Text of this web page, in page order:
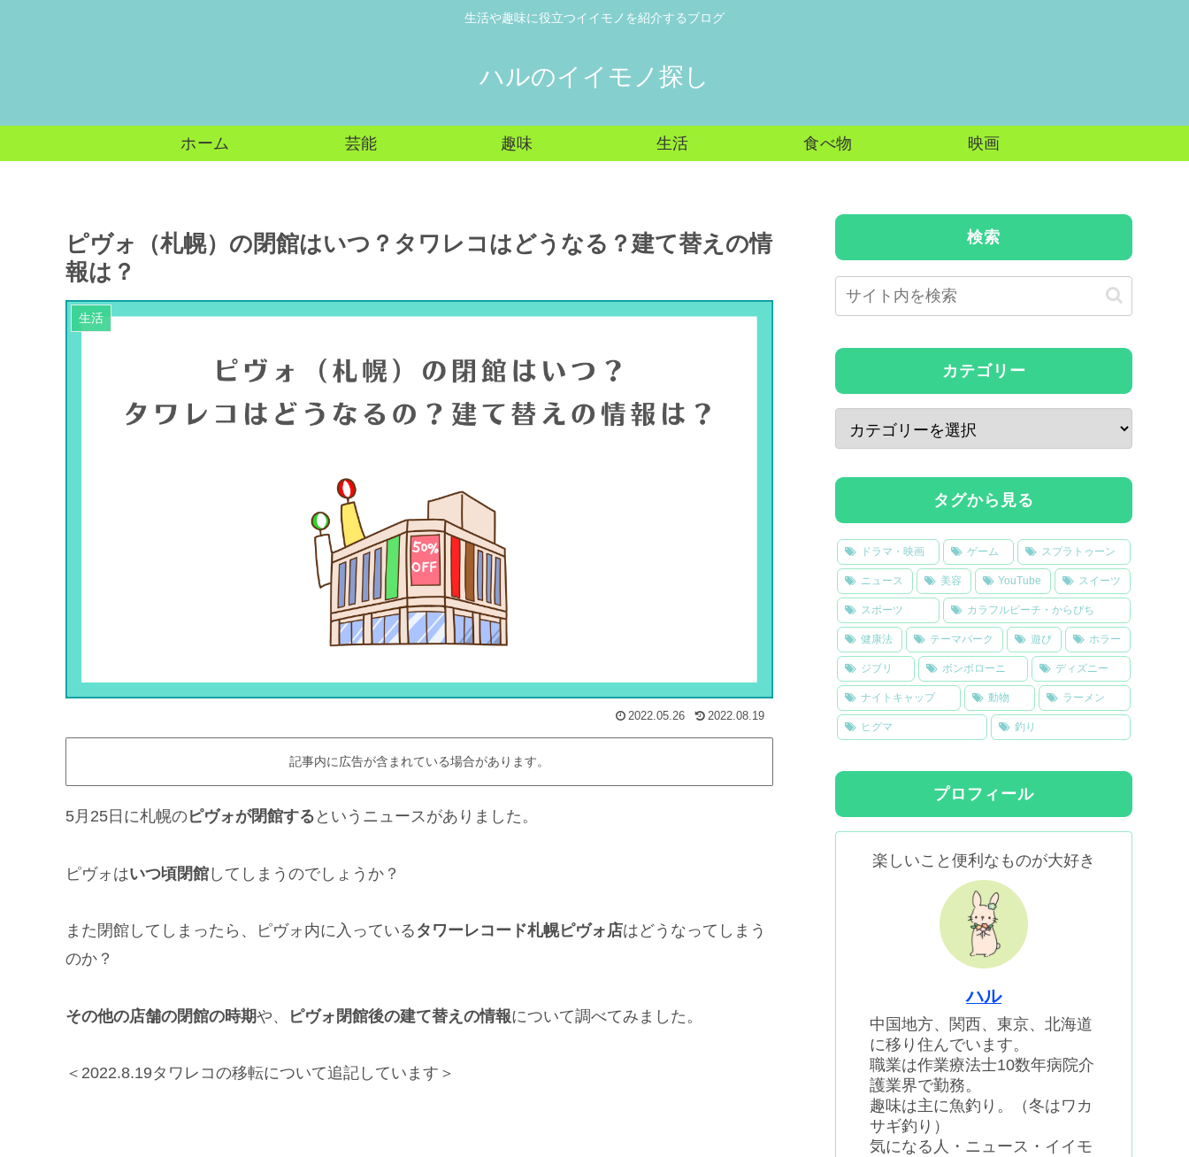
生活や趣味に役立つイイモノを紹介するブログ
ハルのイイモノ探し
ホーム 芸能 趣味 生活 食べ物 映画
ピヴォ（札幌）の閉館はいつ？タワレコはどうなる？建て替えの情
報は？
生活
2022.05.26 2022.08.19
記事内に広告が含まれている場合があります。
5月25日に札幌のピヴォが閉館する というニュースがありました。
ピヴォはいつ頃閉館 してしまうのでしょうか？
また閉館してしまったら、ピヴォ内に入っている タワーレコード札幌ピヴォ店はどうなってしまう
のか？
その他の店舗の閉館の時期や、 ピヴォ閉館後の建て替えの情報について調べてみました。
＜2022.8.19タワレコの移転について追記しています＞
検索
カテゴリー
タグから見る
ドラマ・映画 ゲーム スプラトゥーン
ニュース 美容 YouTube スイーツ
スポーツ カラフルピーチ・からぴち
健康法 テーマパーク 遊び ホラー
ジブリ ボンボローニ ディズニー
ナイトキャップ 動物 ラーメン
ヒグマ 釣り
プロフィール
楽しいこと便利なものが大好き
ハル
中国地方、関西、東京、北海道
に移り住んでいます。
職業は作業療法士10数年病院介
護業界で勤務。
趣味は主に魚釣り。（冬はワカ
サギ釣り）
気になる人・ニュース・イイモ